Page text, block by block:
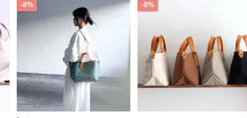
-8% -8%